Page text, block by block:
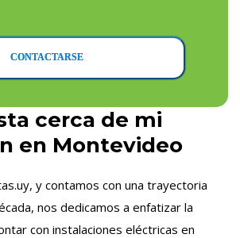
CONTACTARSE
cerca de mi
en Montevideo
y contamos con una trayectoria
nos dedicamos a enfatizar la
con instalaciones eléctricas en